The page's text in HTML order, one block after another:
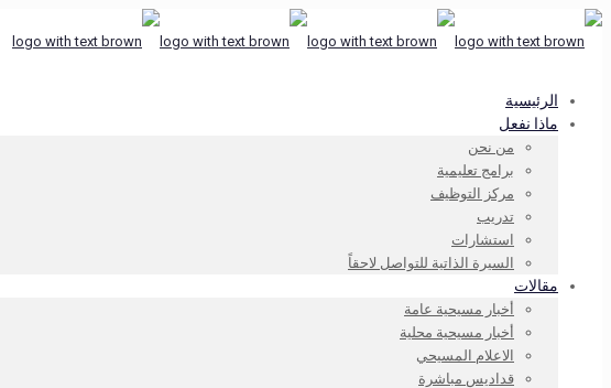
الرئيسية
ماذا نفعل
من نحن
برامج تعليمية
مركز التوظيف
تدريب
استشارات
السيرة الذاتية للتواصل لاحقاً
مقالات
أخبار مسيحية عامة
أخبار مسيحية محلية
الاعلام المسيحي
قداديس مباشرة